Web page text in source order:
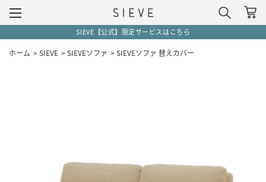
SIEVE【公式】限定サービスはこちら
ホーム >SIEVE >SIEVEソファ >SIEVEソファ 替えカバー